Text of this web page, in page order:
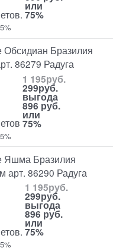
или
75%
Обсидиан Бразилия
86279 Радуга
1 195руб.
299руб.
выгода
896 руб.
или
75%
Яшма Бразилия
арт. 86290 Радуга
1 195руб.
299руб.
выгода
896 руб.
или
75%